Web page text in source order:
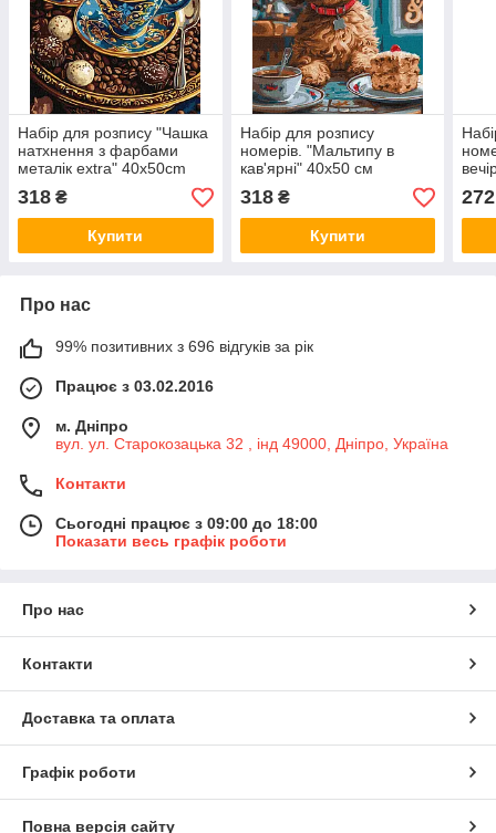
Набір для розпису "Чашка
натхнення з фарбами
металік extra" 40х50cm
318 ₴
Купити
Набір для розпису
номерів. "Мальтипу в
кав'ярні" 40х50 см
318₴
Купити
272
Про нас
99% позитивних з 696 відгуків за рік
Працює з 03.02.2016
м. Дніпро
вул. ул. Старокозацька 32 , інд 49000, Дніпро, Україна
Контакти
Сьогодні працює з 09:00 до 18:00
Показати весь графік роботи
Про нас
Контакти
Доставка та оплата
Графік роботи
Повна версія сайту